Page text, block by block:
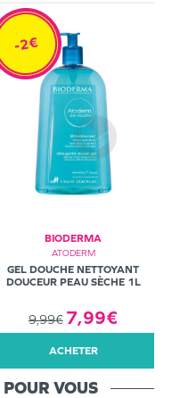
BIODERMA
ATODERM
GEL DOUCHE NETTOYANT
DOUCEUR PEAU SÈCHE 1L
9,99€ 7,99€
-2€
ACHETER
POUR VOUS